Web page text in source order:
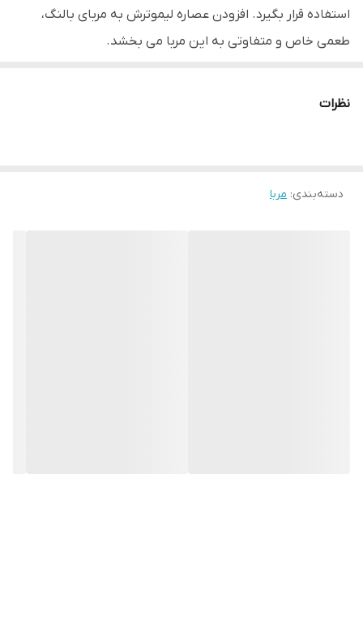
استفاده قرار بگیرد. افزودن عصاره لیموترش به مربای بالنگ،
طعمی خاص و متفاوتی به این مربا می بخشد.
نظرات
دسته‌بندی: مربا